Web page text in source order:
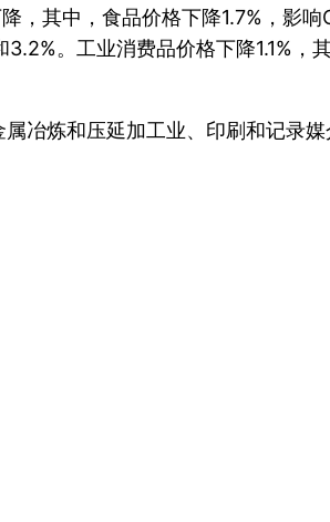
，其中，食品价格下降1.7%，影
。工业消费品价格下降1.1%，
冶炼和压延加工业、印刷和记录